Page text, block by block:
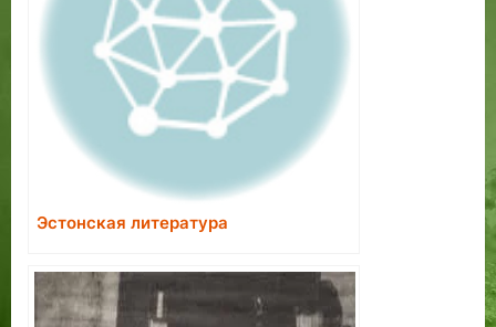
Эстонская литература